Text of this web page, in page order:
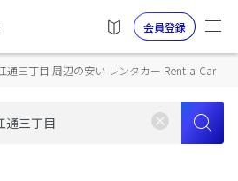
会員登録
通三丁目 周辺の安い レンタカー Rent-a-Car